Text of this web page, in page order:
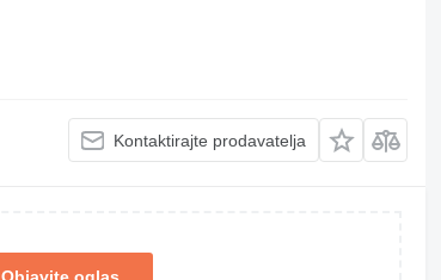
Kontaktirajte prodavatelja